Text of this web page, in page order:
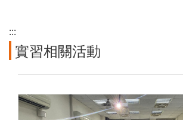
:::
實習相關活動